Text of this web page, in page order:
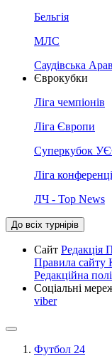
Бельгія
МЛС
Саудівська
Єврокубки
Ліга чемпіонів
Ліга Європи
Суперкубок
Ліга
ЛЧ - Top News
До всіх турнірів
Сайт Редакція
Правила сайту
Редакційна
Соціальні
viber
Футбол 24